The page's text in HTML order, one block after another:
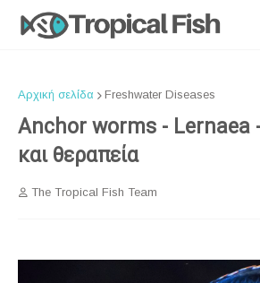
Αρχική σελίδα Freshwater Diseases
Anchor worms - Lernaea
και θεραπεία
The Tropical Fish Team